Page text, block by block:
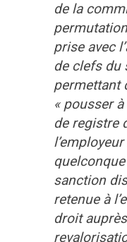
de la
prise avec
de clefs du
permettant
« pousser
de registre
sanction
retenue à
droit